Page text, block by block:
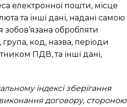
електронної пошти, місце
та інші дані, надані самою
зобов’язана обробляти
код, назва, періоди
ПДВ, та інші дані,
індексі зберігання
договору, стороною